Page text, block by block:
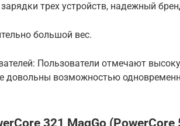
трех устройств, надежный
большой вес.
Пользователи отмечают
довольны возможностью